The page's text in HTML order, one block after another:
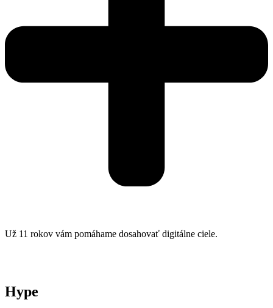
Už 11 rokov vám pomáhame dosahovať digitálne ciele.
Hype